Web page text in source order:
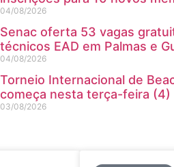
04/08/2026
Senac oferta 53 vagas
técnicos EAD em Palmas e
04/08/2026
Torneio Internacional de
começa nesta terça-feira (4)
03/08/2026